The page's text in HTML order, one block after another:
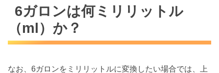
6ガロンは何ミリリットル
（ml）か？
なお、6ガロンをミリリットルに変換したい場合では、上